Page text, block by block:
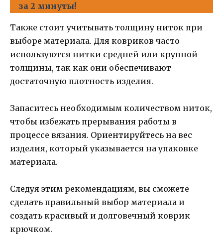
за 2 минуты!
Также стоит учитывать толщину ниток при
выборе материала. Для ковриков часто
используются нитки средней или крупной
толщины, так как они обеспечивают
достаточную плотность изделия.
Запаситесь необходимым количеством ниток,
чтобы избежать прерывания работы в
процессе вязания. Ориентируйтесь на вес
изделия, который указывается на упаковке
материала.
Следуя этим рекомендациям, вы сможете
сделать правильный выбор материала и
создать красивый и долговечный коврик
крючком.